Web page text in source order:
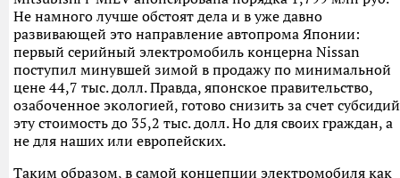
Не намного лучше обстоят дела и в уже давно
развивающей это направление автопрома Японии:
первый серийный электромобиль концерна Nissan
поступил минувшей зимой в продажу по минимальной
цене 44,7 тыс. долл. Правда, японское правительство,
озабоченное экологией, готово снизить за счет субсидий
эту стоимость до 35,2 тыс. долл. Но для своих граждан, а
не для наших или европейских.
Таким образом, в самой концепции электромобиля как